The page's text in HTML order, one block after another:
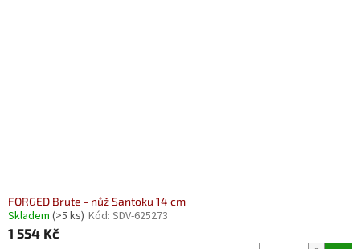
FORGED Brute - nůž Santoku 14 cm
Skladem (>5 ks) Kód: SDV-625273
1 554 Kč